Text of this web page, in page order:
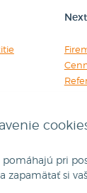
pri
zapamätať si